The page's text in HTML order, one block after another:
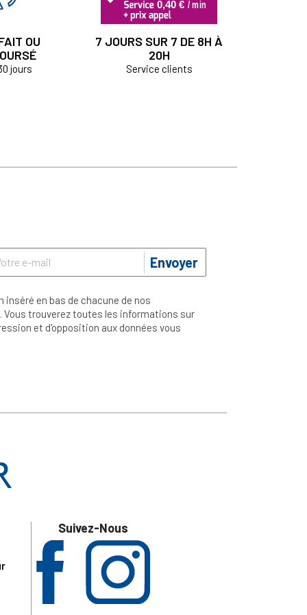
OU
jours
7 JOURS SUR 7 DE 8H À
20H
Service clients
Envoyer
en bas de chacune de nos
trouverez toutes les informations sur
et d'opposition aux données vous
Suivez-Nous